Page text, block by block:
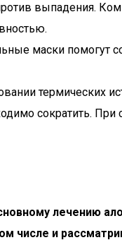
выпадения.
маски помогут
термических
сократить.
лечению
числе и